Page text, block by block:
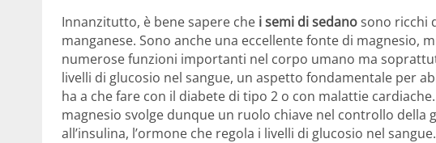
Innanzitutto, è bene sapere che i semi di sedanosono ricchi
manganese. Sono anche una eccellente fonte di magnesio,
numerose funzioni importanti nel corpo umano ma
livelli di glucosio nel sangue, un aspetto fondamentale per
ha a che fare con il diabete di tipo 2 o con malattie
magnesio svolge dunque un ruolo chiave nel controllo della
all’insulina, l’ormone che regola i livelli di glucosio nel sangue.